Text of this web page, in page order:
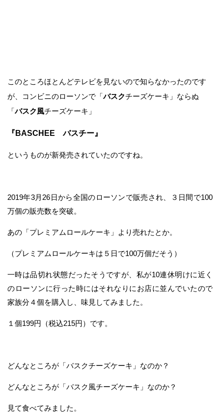
このところほとんどテレビを見ないので知らなかったのです
が、コンビニのローソンで「バスクチーズケーキ」ならぬ
「バスク風チーズケーキ」
『BASCHEE バスチー』
というものが新発売されていたのですね。
2019年3月26日から全国のローソンで販売され、３日間で100
万個の販売数を突破。
あの「プレミアムロールケーキ」より売れたとか。
（プレミアムロールケーキは５日で100万個だそう）
一時は品切れ状態だったそうですが、私が10連休明けに近く
のローソンに行った時にはそれなりにお店に並んでいたので
家族分４個を購入し、味見してみました。
１個199円（税込215円）です。
どんなところが「バスクチーズケーキ」なのか？
どんなところが「バスク風チーズケーキ」なのか？
見て食べてみました。